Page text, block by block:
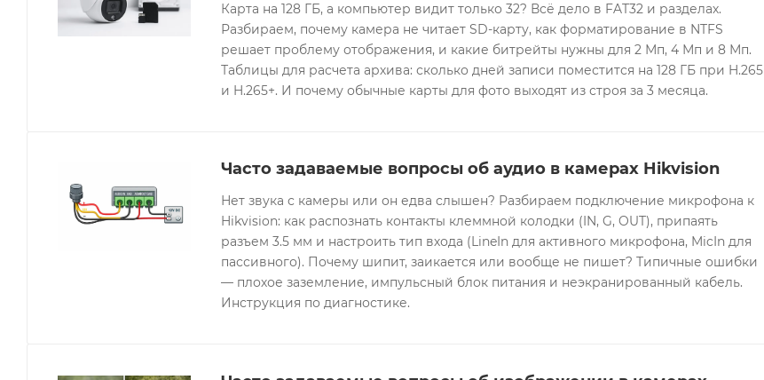
Карта на 128 ГБ, а компьютер видит только 32? Всё дело в FAT32 и разделах.
Разбираем, почему камера не читает SD-карту, как форматирование в NTFS
решает проблему отображения, и какие битрейты нужны для 2 Мп, 4 Мп и 8 Мп.
Таблицы для расчета архива: сколько дней записи поместится на 128 ГБ при H.265
и H.265+. И почему обычные карты для фото выходят из строя за 3 месяца.
Часто задаваемые вопросы об аудио в камерах Hikvision
Нет звука с камеры или он едва слышен? Разбираем подключение микрофона к
Hikvision: как распознать контакты клеммной колодки (IN, G, OUT), припаять
разъем 3.5 мм и настроить тип входа (LineIn для активного микрофона, MicIn для
пассивного). Почему шипит, заикается или вообще не пишет? Типичные ошибки
— плохое заземление, импульсный блок питания и неэкранированный кабель.
Инструкция по диагностике.